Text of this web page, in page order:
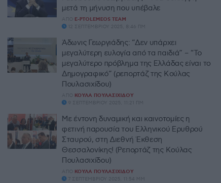
μετά τη μήνυση που υπέβαλε
ΑΠΌ E-PTOLEMEOS TEAM
12 ΣΕΠΤΕΜΒΡΊΟΥ 2025, 8:46 ΠΜ
Άδωνις Γεωργιάδης: “Δεν υπάρχει
μεγαλύτερη ευλογία από τα παιδιά” – “Το
μεγαλύτερο πρόβλημα της Ελλάδας είναι το
Δημογραφικό” (ρεπορτάζ της Κούλας
Πουλασιχίδου)
ΑΠΌ ΚΟΎΛΑ ΠΟΥΛΑΣΙΧΊΔΟΥ
9 ΣΕΠΤΕΜΒΡΊΟΥ 2025, 11:21 ΠΜ
Με έντονη δυναμική και καινοτομίες η
φετινή παρουσία του Ελληνικού Ερυθρού
Σταυρού, στη Διεθνή Έκθεση
Θεσσαλονίκης! (Ρεπορτάζ της Κούλας
Πουλασιχίδου)
ΑΠΌ ΚΟΎΛΑ ΠΟΥΛΑΣΙΧΊΔΟΥ
7 ΣΕΠΤΕΜΒΡΊΟΥ 2025, 11:54 ΜΜ